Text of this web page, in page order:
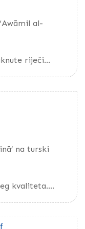
al-
riječi
na turski
kvaliteta.
bilješke,